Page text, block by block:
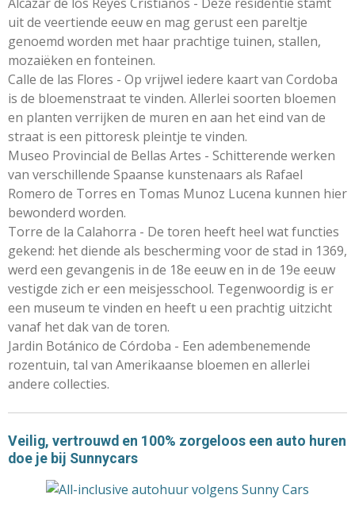
uit de veertiende eeuw en mag gerust een pareltje
genoemd worden met haar prachtige tuinen, stallen,
mozaiëken en fonteinen.
Calle de las Flores - Op vrijwel iedere kaart van Cordoba
is de bloemenstraat te vinden. Allerlei soorten bloemen
en planten verrijken de muren en aan het eind van de
straat is een pittoresk pleintje te vinden.
Museo Provincial de Bellas Artes - Schitterende werken
van verschillende Spaanse kunstenaars als Rafael
Romero de Torres en Tomas Munoz Lucena kunnen hier
bewonderd worden.
Torre de la Calahorra - De toren heeft heel wat functies
gekend: het diende als bescherming voor de stad in 1369,
werd een gevangenis in de 18e eeuw en in de 19e eeuw
vestigde zich er een meisjesschool. Tegenwoordig is er
een museum te vinden en heeft u een prachtig uitzicht
vanaf het dak van de toren.
Jardin Botánico de Córdoba - Een adembenemende
rozentuin, tal van Amerikaanse bloemen en allerlei
andere collecties.
Veilig, vertrouwd en 100% zorgeloos een auto huren
doe je bij Sunnycars